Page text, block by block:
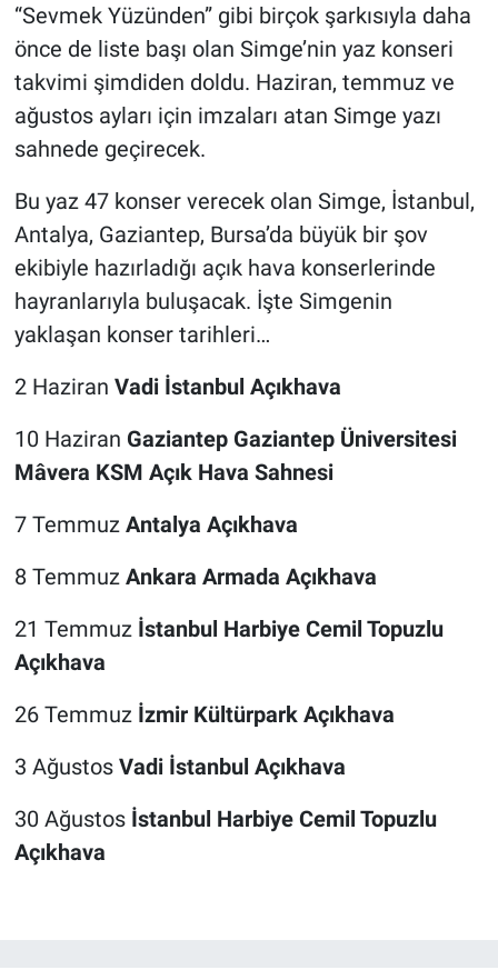
“Sevmek Yüzünden” gibi birçok şarkısıyla daha
önce de liste başı olan Simge’nin yaz konseri
takvimi şimdiden doldu. Haziran, temmuz ve
ağustos ayları için imzaları atan Simge yazı
sahnede geçirecek.
Bu yaz 47 konser verecek olan Simge, İstanbul,
Antalya, Gaziantep, Bursa’da büyük bir şov
ekibiyle hazırladığı açık hava konserlerinde
hayranlarıyla buluşacak. İşte Simgenin
yaklaşan konser tarihleri…
2 Haziran Vadi İstanbul Açıkhava
10 Haziran Gaziantep Gaziantep Üniversitesi
Mâvera KSM Açık Hava Sahnesi
7 Temmuz Antalya Açıkhava
8 Temmuz Ankara Armada Açıkhava
21 Temmuz İstanbul Harbiye Cemil Topuzlu
Açıkhava
26 Temmuz İzmir Kültürpark Açıkhava
3 Ağustos Vadi İstanbul Açıkhava
30 Ağustos İstanbul Harbiye Cemil Topuzlu
Açıkhava